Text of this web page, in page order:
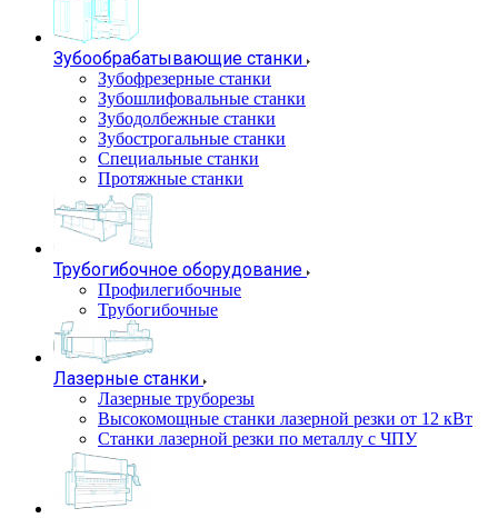
Зубообрабатывающие станки
Зубофрезерные станки
Зубошлифовальные станки
Зубодолбежные станки
Зубострогальные станки
Специальные станки
Протяжные станки
Трубогибочное оборудование
Профилегибочные
Трубогибочные
Лазерные станки
Лазерные труборезы
Высокомощные станки лазерной резки от 12 кВт
Станки лазерной резки по металлу с ЧПУ